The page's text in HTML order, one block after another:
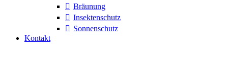
Bräunung
Insektenschutz
Sonnenschutz
Kontakt